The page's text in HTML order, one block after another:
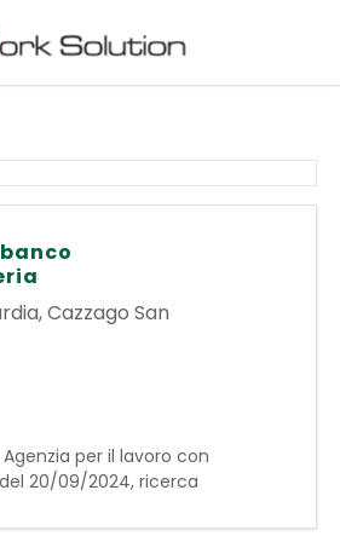
,Cazzago San
Agenzia per il lavoro con
20/09/2024, ricerca
una figura
bar/tabaccheria. La